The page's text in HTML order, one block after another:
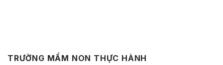
TRƯỜNG MẦM NON THỰC HÀNH